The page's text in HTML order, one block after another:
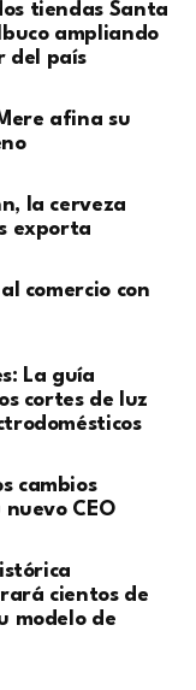
tiendas Santa
ampliando
del país
afina su
la cerveza
exporta
comercio con
La guía
cortes de luz
cambios
CEO
cientos de
modelo de